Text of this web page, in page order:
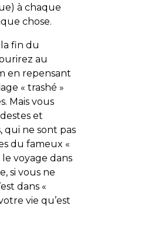
à chaque
chose.
fin du
au
en repensant
« trashé »
Mais vous
et
qui ne sont pas
du fameux «
le voyage dans
si vous ne
dans «
vie qu’est